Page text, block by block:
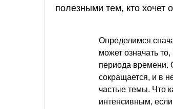
полезными тем, кто хочет
Определимся
может означать
периода времени.
сокращается, и в
частые темы. Что
интенсивным,